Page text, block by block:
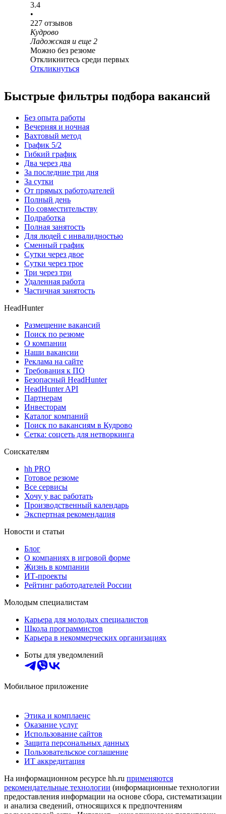
3.4
•
227 отзывов
Кудрово
Ладожская и еще 2
Можно без резюме
Откликнитесь среди первых
Откликнуться
Быстрые фильтры подбора вакансий
Без опыта работы
Вечерняя и ночная
Вахтовый метод
График 5/2
Гибкий график
Два через два
За последние три дня
За сутки
От прямых работодателей
Полный день
По совместительству
Подработка
Полная занятость
Для людей с инвалидностью
Сменный график
Сутки через двое
Сутки через трое
Три через три
Удаленная работа
Частичная занятость
HeadHunter
Размещение вакансий
Поиск по резюме
О компании
Наши вакансии
Реклама на сайте
Требования к ПО
Безопасный HeadHunter
HeadHunter API
Партнерам
Инвесторам
Каталог компаний
Поиск по вакансиям в Кудрово
Сетка: соцсеть для нетворкинга
Соискателям
hh PRO
Готовое резюме
Все сервисы
Хочу у вас работать
Производственный календарь
Экспертная рекомендация
Новости и статьи
Блог
О компаниях в игровой форме
Жизнь в компании
ИТ-проекты
Рейтинг работодателей России
Молодым специалистам
Карьера для молодых специалистов
Школа программистов
Карьера в некоммерческих организациях
Боты для уведомлений
Мобильное приложение
Этика и комплаенс
Оказание услуг
Использование сайтов
Защита персональных данных
Пользовательское соглашение
ИТ аккредитация
На информационном ресурсе hh.ru применяются
рекомендательные технологии (информационные технологии
предоставления информации на основе сбора, систематизации
и анализа сведений, относящихся к предпочтениям